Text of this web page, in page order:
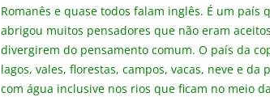
Romanês e quase todos falam inglês. É um
abrigou muitos pensadores que não eram
divergirem do pensamento comum. O país da
lagos, vales, florestas, campos, vacas, neve e da
com água inclusive nos rios que ficam no meio